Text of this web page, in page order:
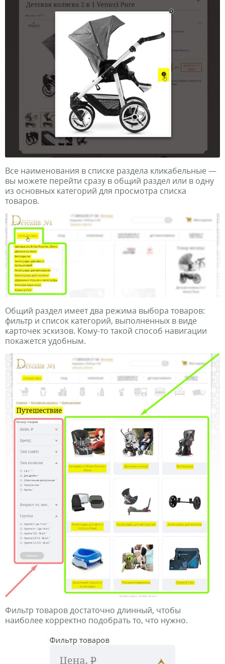
Все наименования в списке раздела кликабельные —
вы можете перейти сразу в общий раздел или в одну
из основных категорий для просмотра списка
товаров.
Общий раздел имеет два режима выбора товаров:
фильтр и список категорий, выполненных в виде
карточек эскизов. Кому-то такой способ навигации
покажется удобным.
Фильтр товаров достаточно длинный, чтобы
наиболее корректно подобрать то, что нужно.